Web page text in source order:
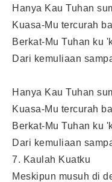
Hanya Kau Tuhan
Kuasa-Mu tercurah
Berkat-Mu Tuhan ku
Dari kemuliaan
Hanya Kau Tuhan
Kuasa-Mu tercurah
Berkat-Mu Tuhan ku
Dari kemuliaan
7. Kaulah Kuatku
Meskipun musuh di